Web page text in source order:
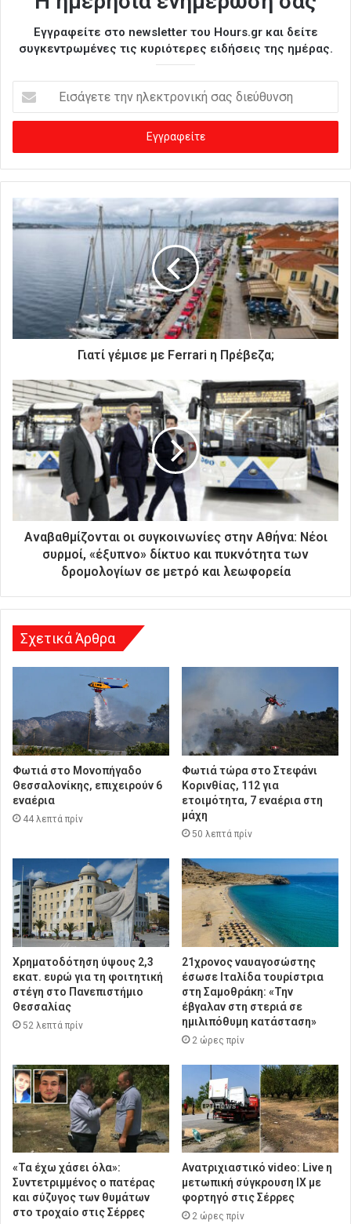
Εγγραφείτε στο newsletter του Hours.gr και δείτε
συγκεντρωμένες τις κυριότερες ειδήσεις της ημέρας.
σ
γ
ε
τ
ε
κ
τ
ν
ι
κ
ή
σ
α
ν
Γιατί γέμισε με Ferrari η Πρέβεζα;
Αναβαθμίζονται οι συγκοινωνίες στην Αθήνα: Νέοι
συρμοί, «έξυπνο» δίκτυο και πυκνότητα των
δρομολογίων σε μετρό και λεωφορεία
Σχετικά Άρθρα
Φωτιά στο Μονοπήγαδο
Θεσσαλονίκης, επιχειρούν 6
εναέρια
44 λεπτά πρίν
Φωτιά τώρα στο Στεφάνι
Κορινθίας, 112 για
ετοιμότητα, 7 εναέρια στη
μάχη
50 λεπτά πρίν
Χρηματοδότηση ύψους 2,3
εκατ. ευρώ για τη φοιτητική
στέγη στο Πανεπιστήμιο
Θεσσαλίας
52 λεπτά πρίν
21χρονος ναυαγοσώστης
έσωσε Ιταλίδα τουρίστρια
στη Σαμοθράκη: «Την
έβγαλαν στη στεριά σε
ημιλιπόθυμη κατάσταση»
2 ώρες πρίν
«Τα έχω χάσει όλα»:
Συντετριμμένος ο πατέρας
και σύζυγος των θυμάτων
στο τροχαίο στις Σέρρες
Ανατριχιαστικό video: Live η
μετωπική σύγκρουση ΙΧ με
φορτηγό στις Σέρρες
2 ώρες πρίν